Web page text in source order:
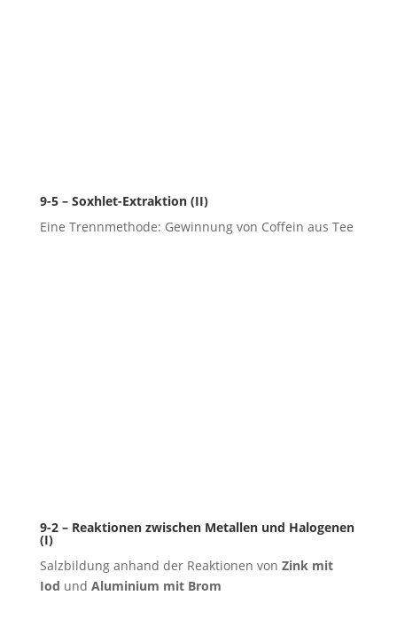
9-5 – Soxhlet-Extraktion (II)
Eine Trennmethode: Gewinnung von Coffein aus Tee
9-2 – Reaktionen zwischen Metallen und Halogenen
(I)
Salzbildung anhand der Reaktionen von Zink mit
Iod und Aluminium mit Brom